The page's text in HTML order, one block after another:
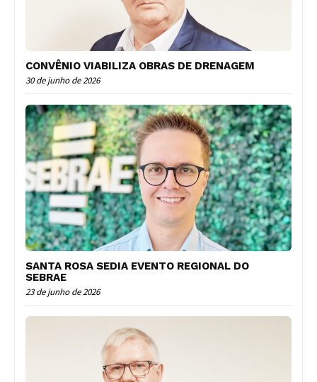
CONVÊNIO VIABILIZA OBRAS DE DRENAGEM
30 de junho de 2026
SANTA ROSA SEDIA EVENTO REGIONAL DO
SEBRAE
23 de junho de 2026